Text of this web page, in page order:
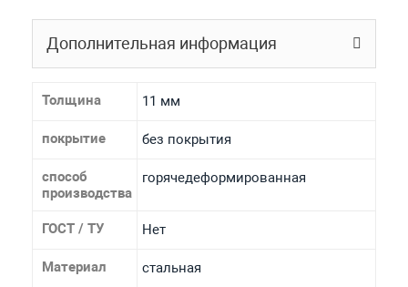
Дополнительная информация
Толщина 11 мм
покрытие без покрытия
способ
производства
горячедеформированная
ГОСТ / ТУ Нет
Материал стальная